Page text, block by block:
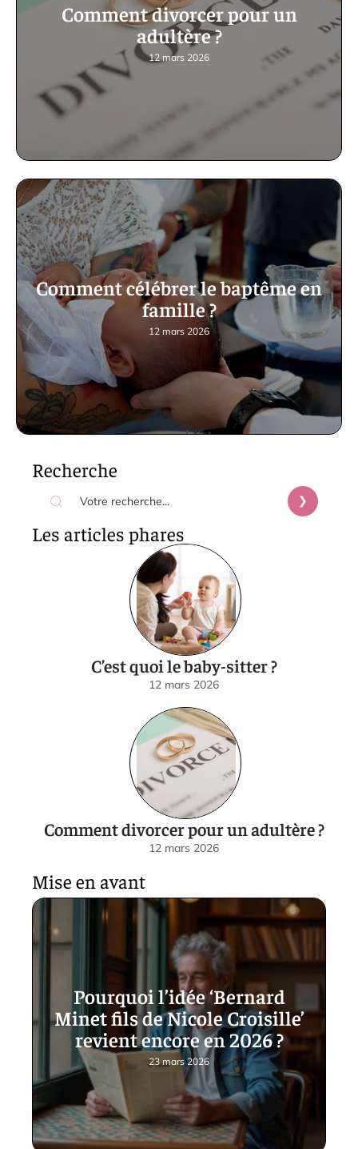
Comment divorcer pour un
adultère ?
12 mars 2026
Comment célébrer le baptême en
famille ?
12 mars 2026
Recherche
Les articles phares
C’est quoi le baby-sitter ?
12 mars 2026
Comment divorcer pour un adultère ?
12 mars 2026
Mise en avant
Pourquoi l’idée ‘Bernard
Minet fils de Nicole Croisille’
revient encore en 2026 ?
23 mars 2026